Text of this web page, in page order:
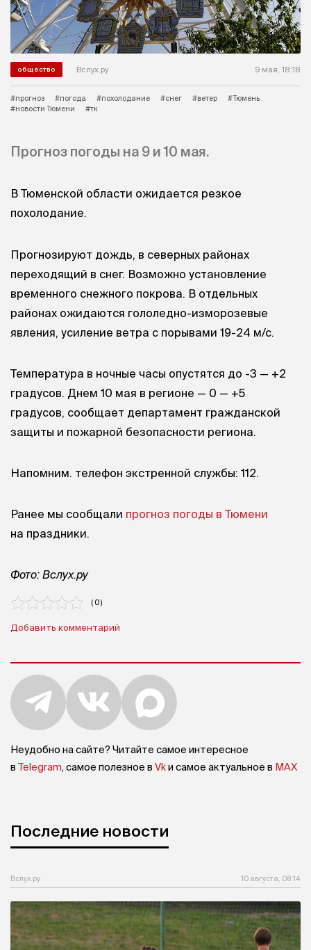
общество Вслух.ру 9 мая, 18:18
#прогноз #погода #похолодание #снег #ветер
#Тюмень
#новости Тюмени
#тк
Прогноз погоды на 9 и 10 мая.
В Тюменской области ожидается резкое
похолодание.
Прогнозируют дождь, в северных районах
переходящий в снег. Возможно установление
временного снежного покрова. В отдельных
районах ожидаются гололедно-изморозевые
явления, усиление ветра с порывами 19-24 м/с.
Температура в ночные часы опустятся до -3 — +2
градусов. Днем 10 мая в регионе — 0 — +5
градусов, сообщает департамент гражданской
защиты и пожарной безопасности региона.
Напомним. телефон экстренной службы: 112.
Ранее мы сообщали прогноз погоды в Тюмени
на праздники.
Фото: Вслух.ру
( 0 )
Добавить комментарий
Неудобно на сайте? Читайте самое интересное
в Telegram, самое полезное в Vkи самое актуальное в MAX
Последние новости
Вслух.ру 10 августа, 08:14